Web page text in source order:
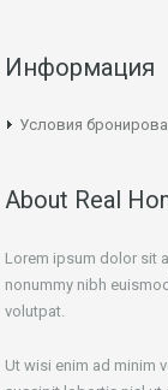
Информация
Условия
About Real
Lorem ipsum dolor sit
nonummy nibh
volutpat.
Ut wisi enim ad minim